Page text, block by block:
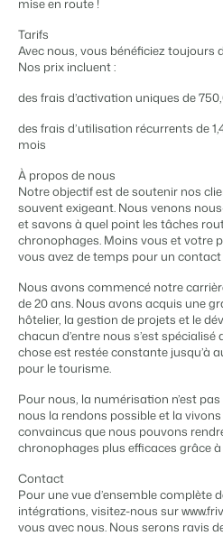
Découvrez les possibilités
Experts
Pour les Parcs de
Découvrez les avantages de
de vacances
Pour les Groupes
groupe
Tarifs
Avec nous, vous bénéficiez toujours
Nos prix incluent :
des frais d’activation uniques de
des frais d’utilisation récurrents de
mois
À propos de nous
Notre objectif est de soutenir nos
souvent exigeant. Nous venons
et savons à quel point les tâches
chronophages. Moins vous et votre
vous avez de temps pour un contact
Nous avons commencé notre
de 20 ans. Nous avons acquis une
hôtelier, la gestion de projets et le
chacun d’entre nous s’est
chose est restée constante jusqu’à
pour le tourisme.
Pour nous, la numérisation n’est
nous la rendons possible et la
convaincus que nous pouvons
chronophages plus efficaces grâce
Contact
Pour une vue d’ensemble complète
intégrations, visitez-nous sur
vous avec nous. Nous serons ravis